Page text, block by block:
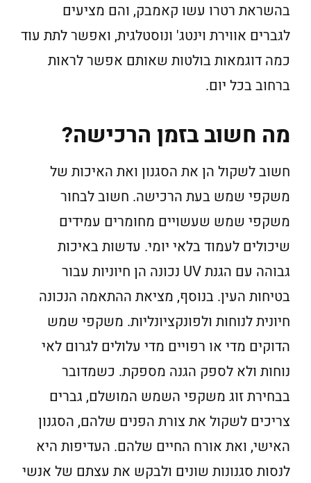
בהשראת רטרו עשו קאמבק, והם מציעים
לגברים אווירת וינטג' ונוסטלגית, ואפשר לתת עוד
כמה דוגמאות בולטות שאותם אפשר לראות
ברחוב בכל יום.
מה חשוב בזמן הרכישה?
חשוב לשקול הן את הסגנון ואת האיכות של
משקפי שמש בעת הרכישה. חשוב לבחור
משקפי שמש שעשויים מחומרים עמידים
שיכולים לעמוד בלאי יומי. עדשות באיכות
גבוהה עם הגנת UV נכונה הן חיוניות עבור
בטיחות העין. בנוסף, מציאת ההתאמה הנכונה
חיונית לנוחות ולפונקציונליות. משקפי שמש
הדוקים מדי או רפויים מדי עלולים לגרום לאי
נוחות ולא לספק הגנה מספקת. כשמדובר
בבחירת זוג משקפי השמש המושלם, גברים
צריכים לשקול את צורת הפנים שלהם, הסגנון
האישי, ואת אורח החיים שלהם. העדיפות היא
לנסות סגנונות שונים ולבקש את עצתם של אנשי